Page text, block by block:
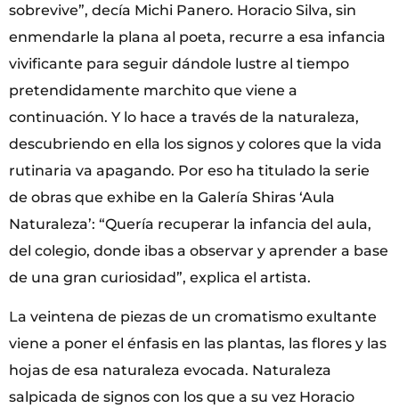
sobrevive”, decía Michi Panero. Horacio Silva, sin
enmendarle la plana al poeta, recurre a esa infancia
vivificante para seguir dándole lustre al tiempo
pretendidamente marchito que viene a
continuación. Y lo hace a través de la naturaleza,
descubriendo en ella los signos y colores que la vida
rutinaria va apagando. Por eso ha titulado la serie
de obras que exhibe en la Galería Shiras ‘Aula
Naturaleza’: “Quería recuperar la infancia del aula,
del colegio, donde ibas a observar y aprender a base
de una gran curiosidad”, explica el artista.
La veintena de piezas de un cromatismo exultante
viene a poner el énfasis en las plantas, las flores y las
hojas de esa naturaleza evocada. Naturaleza
salpicada de signos con los que a su vez Horacio